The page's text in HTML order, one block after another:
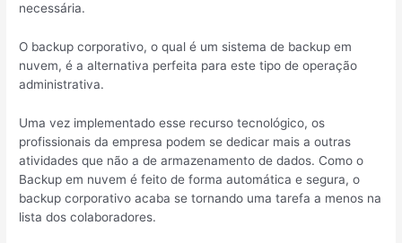
necessária.
O backup corporativo, o qual é um sistema de backup em
nuvem, é a alternativa perfeita para este tipo de operação
administrativa.
Uma vez implementado esse recurso tecnológico, os
profissionais da empresa podem se dedicar mais a outras
atividades que não a de armazenamento de dados. Como o
Backup em nuvem é feito de forma automática e segura, o
backup corporativo acaba se tornando uma tarefa a menos na
lista dos colaboradores.